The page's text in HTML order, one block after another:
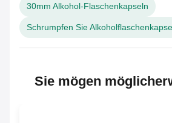
30mm Alkohol-Flaschenkapseln
Schrumpfen Sie
Sie mögen